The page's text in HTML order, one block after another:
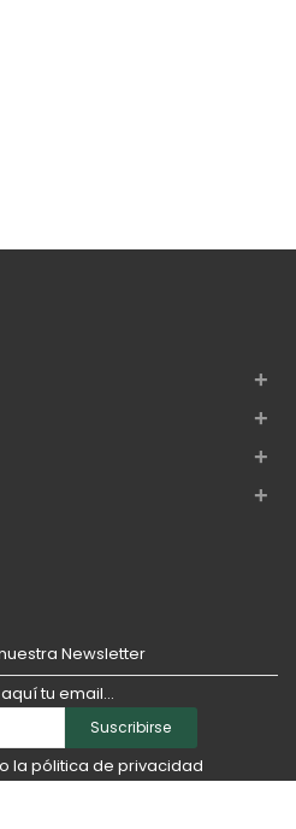
+
+
+
+
Newsletter
tu email...
Suscribirse
la pólitica de privacidad